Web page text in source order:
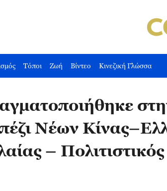
Τόποι Ζωή Βίντεο Κινεζική Γλώσσα
Νέων
– Πολιτιστικός